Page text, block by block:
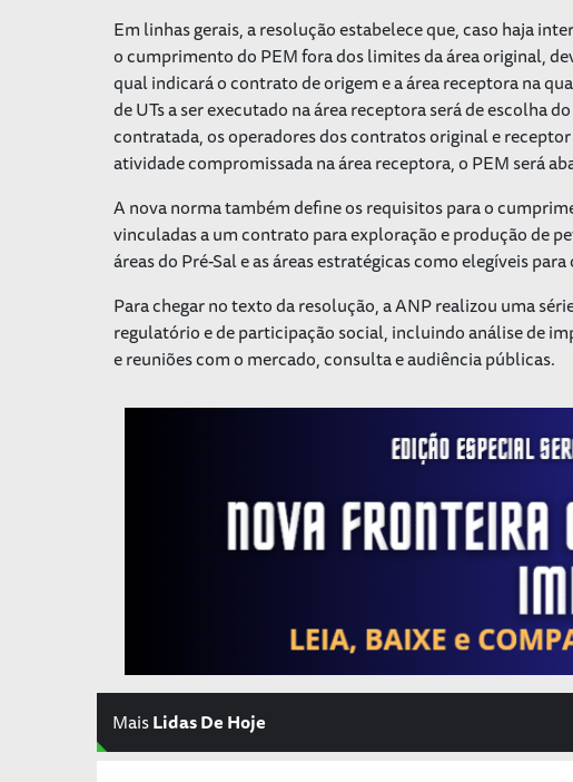
Em linhas gerais, a resolução estabelece que, caso haja
o cumprimento do PEM fora dos limites da área original,
qual indicará o contrato de origem e a área receptora na
de UTs a ser executado na área receptora será de escolha
contratada, os operadores dos contratos original e receptor
atividade compromissada na área receptora, o PEM será
A nova norma também define os requisitos para o
vinculadas a um contrato para exploração e produção de
áreas do Pré-Sal e as áreas estratégicas como elegíveis
Para chegar no texto da resolução, a ANP realizou uma
regulatório e de participação social, incluindo análise de
e reuniões com o mercado, consulta e audiência públicas.
MaisLidas De Hoje